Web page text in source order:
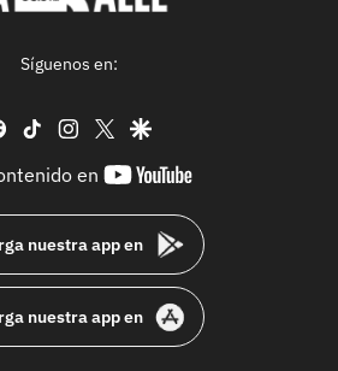
Síguenos en:
facebook
tiktok instagram
twittergoogle
en
youtube-
nuestra app en
nuestra app en